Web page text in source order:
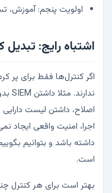
اولویت پنجم: آموزش،
اشتباه رایج:
اگر کنترل‌ها فقط برای پر
اجرا، امنیت واقعی ایجاد
داشته باشد و بتوانیم
است.
بهتر است برای هر کنترل